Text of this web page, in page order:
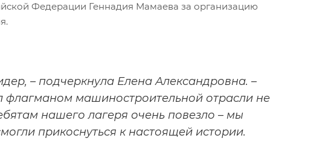
Федерации Геннадия Мамаева за организацию
– подчеркнула Елена Александровна. –
флагманом машиностроительной отрасли не
нашего лагеря очень повезло – мы
прикоснуться к настоящей истории.